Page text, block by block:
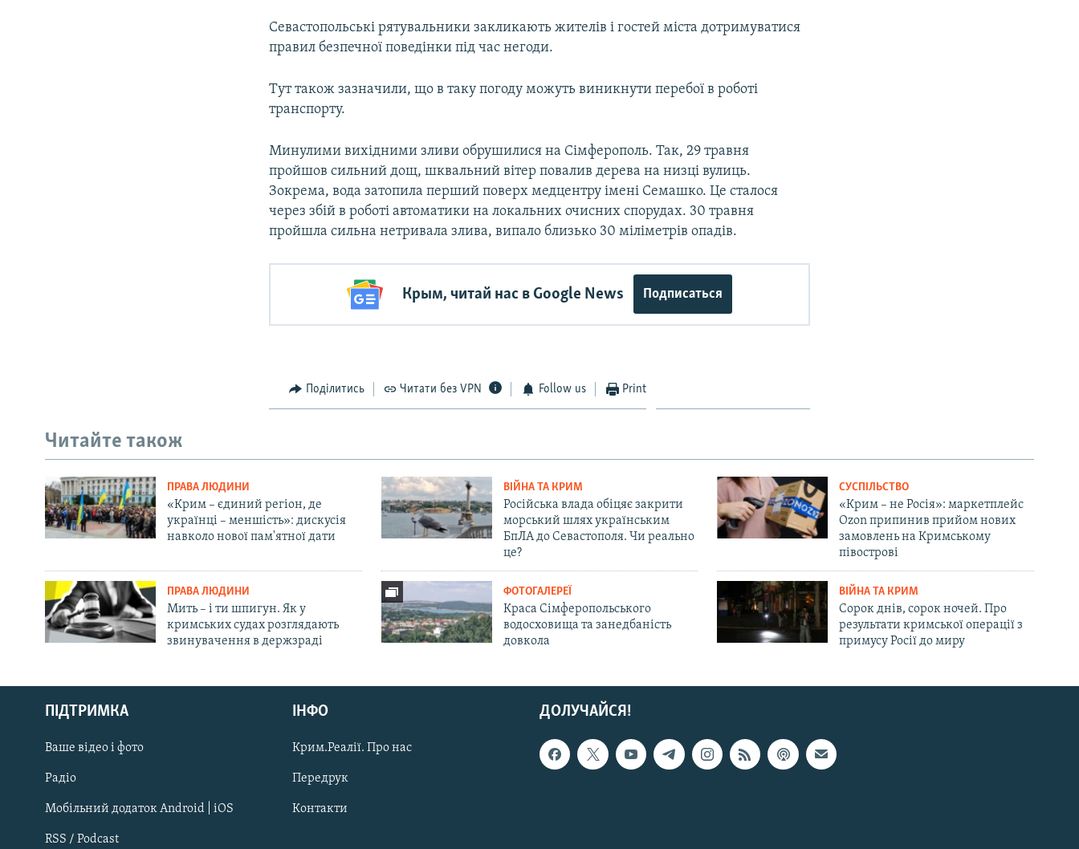
Русский
Qırımtatar
ДОЛУЧАЙСЯ!
Севастопольські рятувальники закликають жителів і гостей міста дотримуватися
правил безпечної поведінки під час негоди.
Тут також зазначили, що в таку погоду можуть виникнути перебої в роботі
транспорту.
Минулими вихідними зливи обрушилися на Сімферополь. Так, 29 травня
пройшов сильний дощ, шквальний вітер повалив дерева на низці вулиць.
Зокрема, вода затопила перший поверх медцентру імені Семашко. Це сталося
через збій в роботі автоматики на локальних очисних спорудах. 30 травня
пройшла сильна нетривала злива, випало близько 30 міліметрів опадів.
Крым, читай нас в Google News Подписаться
Поділитись Читати без VPN Follow us Print
Читайте також
ПРАВА ЛЮДИНИ
«Крим – єдиний регіон, де
українці – меншість»: дискусія
навколо нової пам'ятної дати
ВІЙНА ТА КРИМ
Російська влада обіцяє закрити
морський шлях українським
БпЛА до Севастополя. Чи реально
це?
СУСПІЛЬСТВО
«Крим – не Росія»: маркетплейс
Ozon припинив прийом нових
замовлень на Кримському
півострові
ПРАВА ЛЮДИНИ
Мить – і ти шпигун. Як у
кримських судах розглядають
звинувачення в держзраді
ФОТОГАЛЕРЕЇ
Краса Сімферопольського
водосховища та занедбаність
довкола
ВІЙНА ТА КРИМ
Сорок днів, сорок ночей. Про
результати кримської операції з
примусу Росії до миру
ДОЛУЧАЙСЯ!
ПІДТРИМКА
Ваше відео і фото
Радіо
Мобільний додаток Android | iOS
RSS / Podcast
ІНФО
Крим.Реалії. Про нас
Передрук
Контакти